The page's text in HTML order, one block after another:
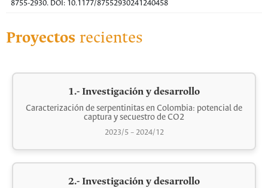
8755-2930. DOI: 10.1177/87552930241240458
Proyectos recientes
1.- Investigación y desarrollo
Caracterización de serpentinitas en Colombia: potencial de
captura y secuestro de CO2
2023/5 – 2024/12
2.- Investigación y desarrollo